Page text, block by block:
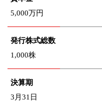
5,000万円
発行株式総数
1,000株
決算期
3月31日